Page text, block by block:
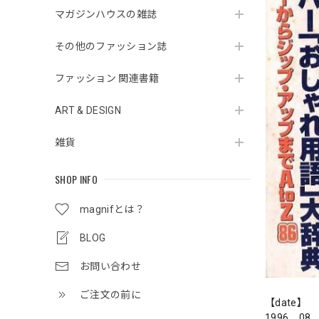
マガジンハウスの雑誌
その他のファッション誌
ファッション 関連書籍
ART & DESIGN
雑貨
SHOP INFO
magnifとは？
BLOG
お問い合わせ
ご注文の前に
【date】